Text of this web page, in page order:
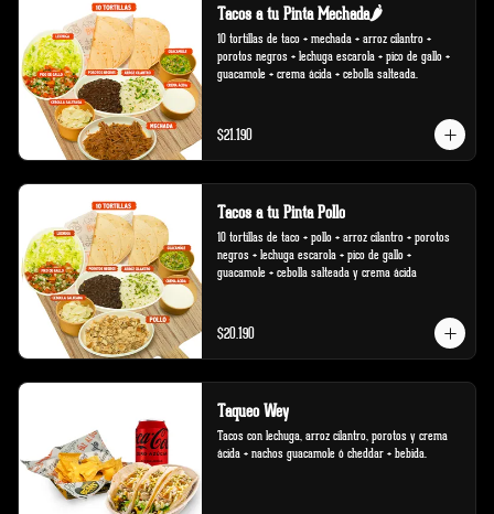
Tacos a tu Pinta Mechada🌶️
10 tortillas de taco + mechada + arroz cilantro +
porotos negros + lechuga escarola + pico de gallo +
guacamole + crema ácida + cebolla salteada.
$21.190
Tacos a tu Pinta Pollo
10 tortillas de taco + pollo + arroz cilantro + porotos
negros + lechuga escarola + pico de gallo +
guacamole + cebolla salteada y crema ácida
$20.190
Taqueo Wey
Tacos con lechuga, arroz cilantro, porotos y crema
ácida + nachos guacamole ó cheddar + bebida.